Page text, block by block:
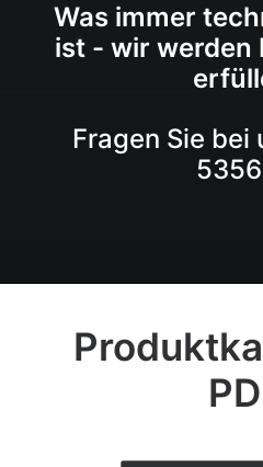
Was immer
ist - wir werden
Fragen Sie bei